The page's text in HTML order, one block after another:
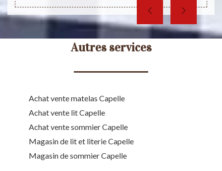
Autres services
Achat vente matelas Capelle
Achat vente lit Capelle
Achat vente sommier Capelle
Magasin de lit et literie Capelle
Magasin de sommier Capelle